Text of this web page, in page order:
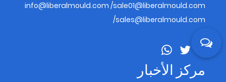
info@liberalmould.com /sale01@liberalmould.com
/sales@liberalmould.com
مركز الأخبار